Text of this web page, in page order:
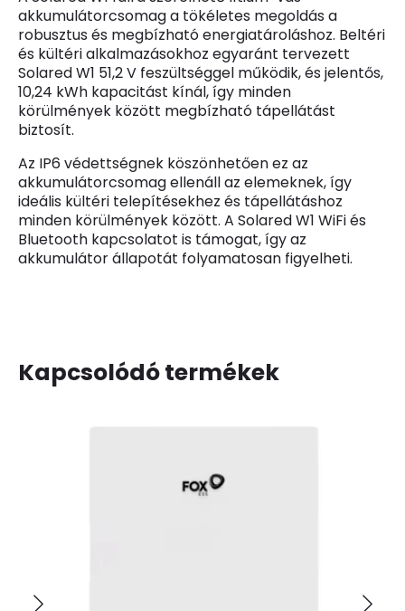
akkumulátorcsomag a tökéletes megoldás a
robusztus és megbízható energiatároláshoz. Beltéri
és kültéri alkalmazásokhoz egyaránt tervezett
Solared W1 51,2 V feszültséggel működik, és jelentős,
10,24 kWh kapacitást kínál, így minden
körülmények között megbízható tápellátást
biztosít.
Az IP6 védettségnek köszönhetően ez az
akkumulátorcsomag ellenáll az elemeknek, így
ideális kültéri telepítésekhez és tápellátáshoz
minden körülmények között. A Solared W1 WiFi és
Bluetooth kapcsolatot is támogat, így az
akkumulátor állapotát folyamatosan figyelheti.
Kapcsolódó termékek